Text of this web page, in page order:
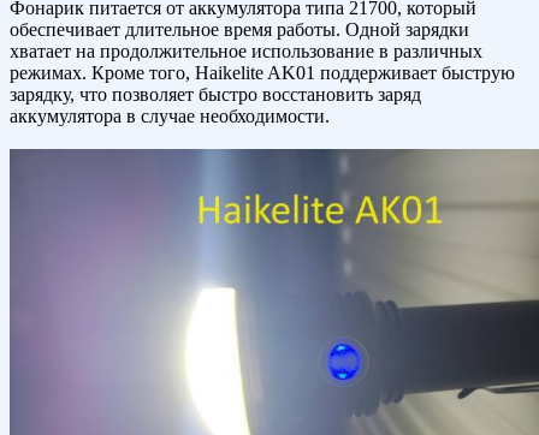
Фонарик питается от аккумулятора типа 21700, который
обеспечивает длительное время работы. Одной зарядки
хватает на продолжительное использование в различных
режимах. Кроме того, Haikelite AK01 поддерживает быструю
зарядку, что позволяет быстро восстановить заряд
аккумулятора в случае необходимости.